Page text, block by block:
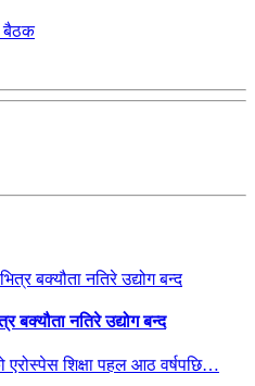
बैठक
बक्यौता नतिरे उद्योग बन्द